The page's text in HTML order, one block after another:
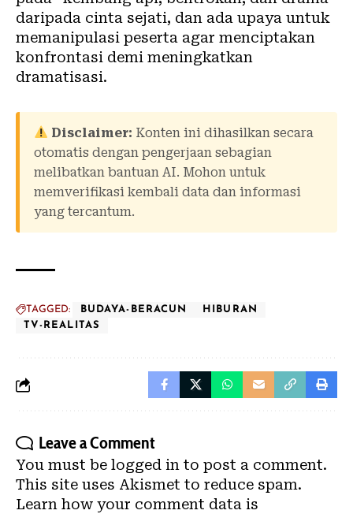
daripada cinta sejati, dan ada upaya untuk
memanipulasi peserta agar menciptakan
konfrontasi demi meningkatkan
dramatisasi.
Disclaimer: Konten ini dihasilkan secara
otomatis dengan pengerjaan sebagian
melibatkan bantuan AI. Mohon untuk
memverifikasi kembali data dan informasi
yang tercantum.
TAGGED: BUDAYA-BERACUN
HIBURAN
TV-REALITAS
Leave a Comment
You must be logged in to post a comment.
This site uses Akismet to reduce spam.
Learn how your comment data is